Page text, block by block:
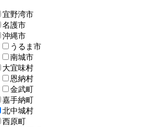
宜野湾市
名護市
沖縄市
うるま市
南城市
大宜味村
恩納村
金武町
嘉手納町
北中城村
西原町